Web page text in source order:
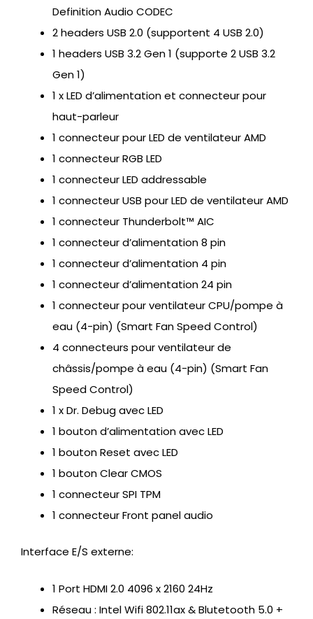
Definition Audio CODEC
2 headers USB 2.0 (supportent 4 USB 2.0)
1 headers USB 3.2 Gen 1 (supporte 2 USB 3.2
Gen 1)
1 x LED d’alimentation et connecteur pour
haut-parleur
1 connecteur pour LED de ventilateur AMD
1 connecteur RGB LED
1 connecteur LED addressable
1 connecteur USB pour LED de ventilateur AMD
1 connecteur Thunderbolt™ AIC
1 connecteur d’alimentation 8 pin
1 connecteur d’alimentation 4 pin
1 connecteur d’alimentation 24 pin
1 connecteur pour ventilateur CPU/pompe à
eau (4-pin) (Smart Fan Speed Control)
4 connecteurs pour ventilateur de
châssis/pompe à eau (4-pin) (Smart Fan
Speed Control)
1 x Dr. Debug avec LED
1 bouton d’alimentation avec LED
1 bouton Reset avec LED
1 bouton Clear CMOS
1 connecteur SPI TPM
1 connecteur Front panel audio
Interface E/S externe:
1 Port HDMI 2.0 4096 x 2160 24Hz
Réseau : Intel Wifi 802.11ax & Blutetooth 5.0 +